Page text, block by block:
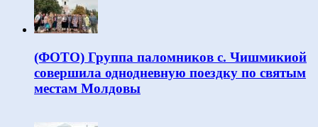
(ФОТО) Группа паломников с. Чишмикиой
совершила однодневную поездку по святым
местам Молдовы